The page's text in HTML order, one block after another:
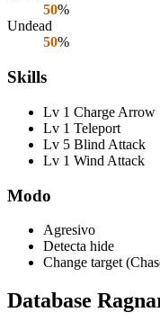
50%
Undead
50%
Skills
Lv 1 Charge Arrow
Lv 1 Teleport
Lv 5 Blind Attack
Lv 1 Wind Attack
Modo
Agresivo
Detecta hide
Change target
Database